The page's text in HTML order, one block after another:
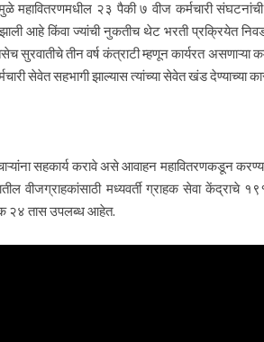
महावितरणमधील २३ पैकी ७ वीज कर्मचारी
झाली आहे किंवा ज्यांची नुकतीच थेट भरती प्रक्रियेत
सुरवातीचे तीन वर्ष कंत्राटी म्हणून कार्यरत असणाऱ्या
सेवेत सहभागी झाल्यास त्यांच्या सेवेत खंड देण्याच्या
सहकार्य करावे असे आवाहन महावितरणकडून
वीजग्राहकांसाठी मध्यवर्ती ग्राहक सेवा
२४ तास उपलब्ध आहेत.